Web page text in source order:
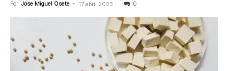
Por Jose Miguel Osete - 17 abril 2023 0